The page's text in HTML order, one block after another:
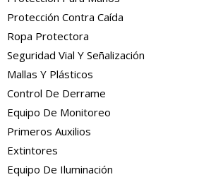
Protección Contra Caída
Ropa Protectora
Seguridad Vial Y Señalización
Mallas Y Plásticos
Control De Derrame
Equipo De Monitoreo
Primeros Auxilios
Extintores
Equipo De Iluminación